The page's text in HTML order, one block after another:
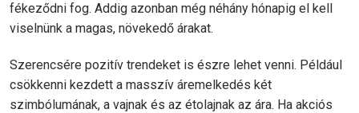
fékeződni fog. Addig azonban még néhány hónapig el kell
viselnünk a magas, növekedő árakat.
Szerencsére pozitív trendeket is észre lehet venni. Például
csökkenni kezdett a masszív áremelkedés két
szimbólumának, a vajnak és az étolajnak az ára. Ha akciós